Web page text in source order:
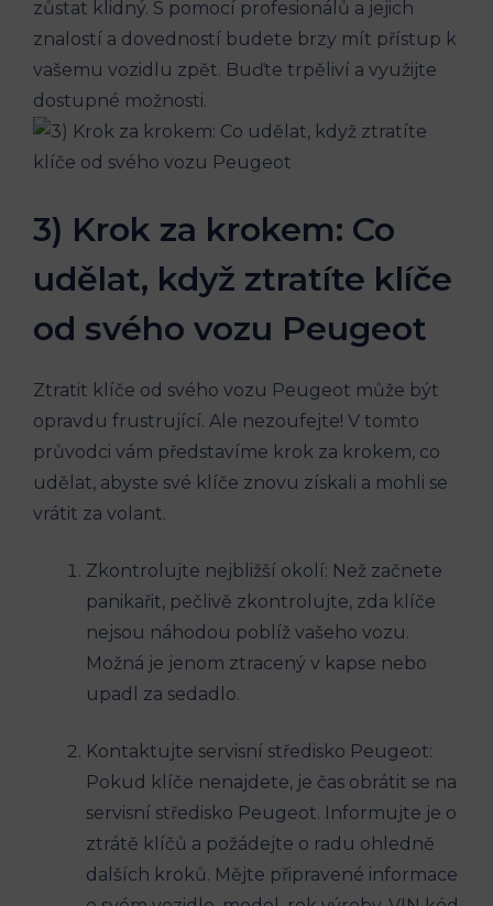
zůstat klidný. S pomocí profesionálů a jejich
znalostí a dovedností budete brzy mít přístup k
vašemu vozidlu zpět. Buďte trpěliví a využijte
dostupné možnosti.
3) Krok za krokem: Co
udělat, když ztratíte klíče
od svého vozu Peugeot
Ztratit klíče od svého vozu Peugeot může být
opravdu frustrující. Ale nezoufejte! V tomto
průvodci vám představíme krok za krokem, co
udělat, abyste své klíče znovu získali a mohli se
vrátit za volant.
Zkontrolujte nejbližší okolí: Než začnete
panikařit, pečlivě zkontrolujte, zda klíče
nejsou náhodou poblíž vašeho vozu.
Možná je jenom ztracený v kapse nebo
upadl za sedadlo.
Kontaktujte servisní středisko Peugeot:
Pokud klíče nenajdete, je čas obrátit se na
servisní středisko Peugeot. Informujte je o
ztrátě klíčů a požádejte o radu ohledně
dalších kroků. Mějte připravené informace